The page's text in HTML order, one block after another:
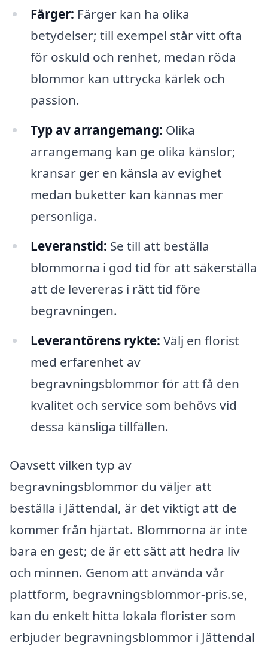
Färger: Färger kan ha olika
betydelser; till exempel står vitt ofta
för oskuld och renhet, medan röda
blommor kan uttrycka kärlek och
passion.
Typ av arrangemang: Olika
arrangemang kan ge olika känslor;
kransar ger en känsla av evighet
medan buketter kan kännas mer
personliga.
Leveranstid: Se till att beställa
blommorna i god tid för att säkerställa
att de levereras i rätt tid före
begravningen.
Leverantörens rykte: Välj en florist
med erfarenhet av
begravningsblommor för att få den
kvalitet och service som behövs vid
dessa känsliga tillfällen.
Oavsett vilken typ av
begravningsblommor du väljer att
beställa i Jättendal, är det viktigt att de
kommer från hjärtat. Blommorna är inte
bara en gest; de är ett sätt att hedra liv
och minnen. Genom att använda vår
plattform, begravningsblommor-pris.se,
kan du enkelt hitta lokala florister som
erbjuder begravningsblommor i Jättendal